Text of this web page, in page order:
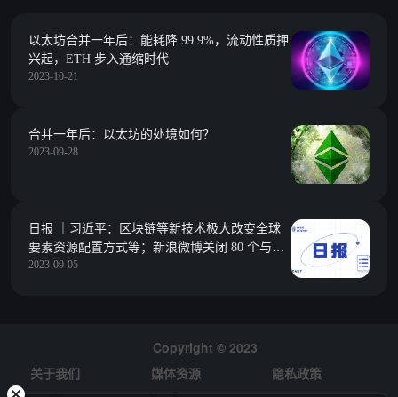
以太坊合并一年后：能耗降 99.9%，流动性质押
兴起，ETH 步入通缩时代
2023-10-21
合并一年后：以太坊的处境如何？
2023-09-28
日报 ｜习近平：区块链等新技术极大改变全球
要素资源配置方式等；新浪微博关闭 80 个与虚
拟货币交易炒作相关账号
2023-09-05
Copyright © 2023
关于我们
媒体资源
隐私政策